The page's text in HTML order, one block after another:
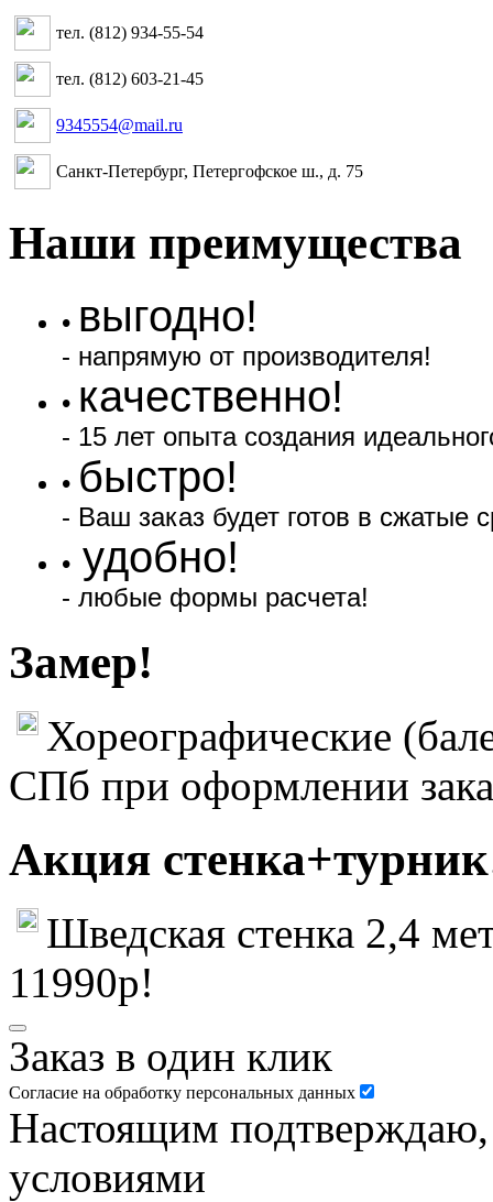
тел. (812) 934-55-54
тел. (812) 603-21-45
9345554@mail.ru
Санкт-Петербург, Петергофское ш., д. 75
Наши преимущества
• выгодно!
- напрямую от производителя!
• качественно!
- 15 лет опыта создания
• быстро!
- Ваш заказ будет готов в сжатые
• удобно!
- любые формы расчета!
Замер!
Хореографические
СПб при оформлении
Акция
Шведская стенка 2,4
11990р!
Заказ в один клик
Согласие на обработку персональных данных
Настоящим подтверждаю,
условиями